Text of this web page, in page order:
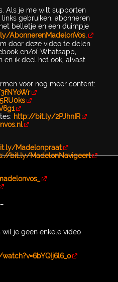
Als je me wilt supporten
gebruiken, abonneren
belletje en een duimpje
AbonnerenMadelonVos.
door deze video te delen
en/of Whatsapp,
en ik deel het ook, alvast
voor nog meer content:
http://bit.ly/2PJhnIR
Madelonpraat
bit.ly/MadelonNavigeert
wil je geen enkele video